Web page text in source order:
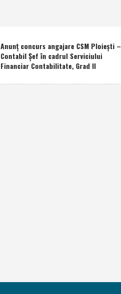
Anunţ concurs angajare CSM Ploieşti –
Contabil Şef în cadrul Serviciului
Financiar Contabilitate, Grad II